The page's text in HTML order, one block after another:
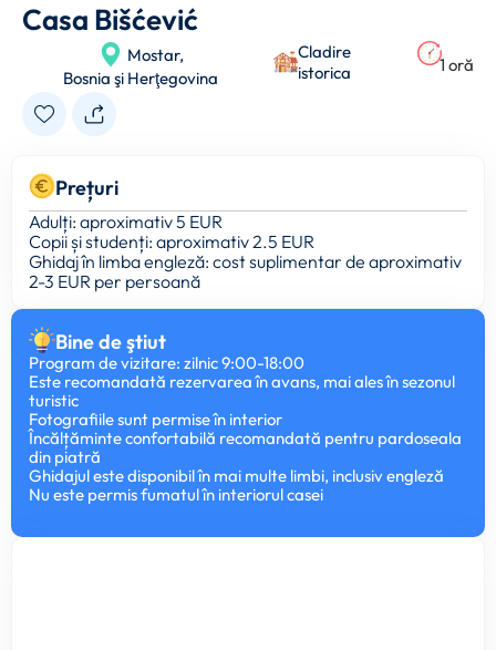
Casa Bišćević
Mostar,
Bosnia şi Herţegovina
Cladire
istorica
1 oră
Prețuri
Adulți: aproximativ 5 EUR
Copii și studenți: aproximativ 2.5 EUR
Ghidaj în limba engleză: cost suplimentar de aproximativ
2-3 EUR per persoană
Bine de ştiut
Program de vizitare: zilnic 9:00-18:00
Este recomandată rezervarea în avans, mai ales în sezonul
turistic
Fotografiile sunt permise în interior
Încălțăminte confortabilă recomandată pentru pardoseala
din piatră
Ghidajul este disponibil în mai multe limbi, inclusiv engleză
Nu este permis fumatul în interiorul casei